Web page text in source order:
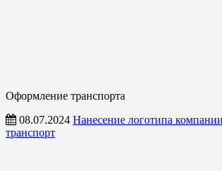
Оформление транспорта
08.07.2024 Нанесение логотипа
транспорт